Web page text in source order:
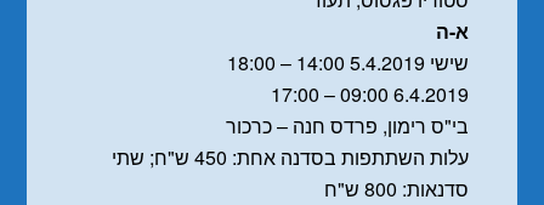
א-ה
שישי 5.4.2019 14:00 – 18:00
6.4.2019 09:00 – 17:00
בי"ס רימון, פרדס חנה – כרכור
עלות השתתפות בסדנה אחת: 450 ש"ח; שתי
סדנאות: 800 ש"ח